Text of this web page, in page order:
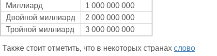
Миллиард
1 000 000 000
Двойной миллиард
2 000 000 000
Тройной миллиард
3 000 000 000
Также стоит отметить, что в некоторых странах слово